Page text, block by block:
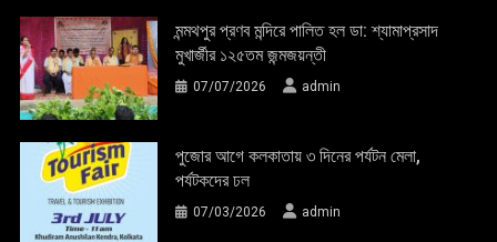
মন্মথপুর প্রণব মন্দিরে পালিত হল ডা: শ্যামাপ্রসাদ
মুখার্জীর ১২৫তম জন্মজয়ন্তী
07/07/2026 admin
পুজোর আগে কলকাতায় ৩ দিনের পর্যটন মেলা,
পর্যটকদের ঢল
07/03/2026 admin